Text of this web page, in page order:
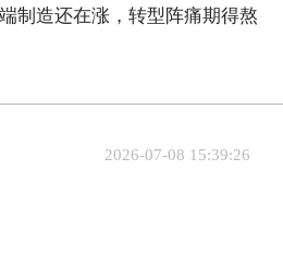
制造还在涨，转型阵痛期得熬
2026-07-08 15:39:26